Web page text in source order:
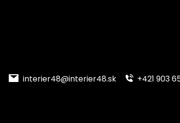
interier48@interier48.sk +421 903